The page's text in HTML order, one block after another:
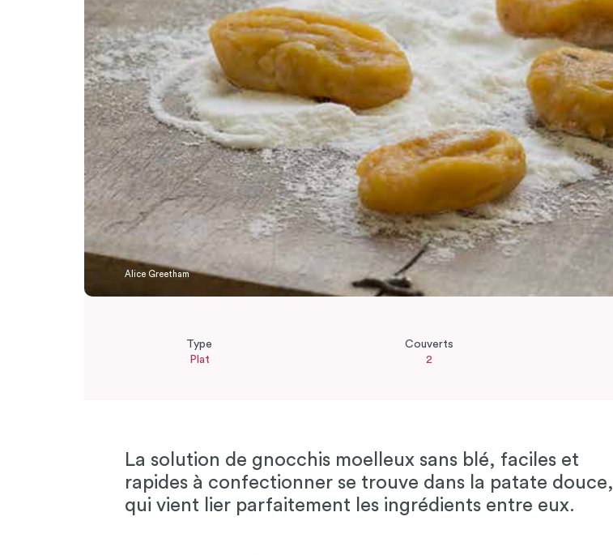
Alice Greetham
Type
Plat
Couverts
2
La solution de gnocchis moelleux sans blé, faciles et
rapides à confectionner se trouve dans la patate douce,
qui vient lier parfaitement les ingrédients entre eux.